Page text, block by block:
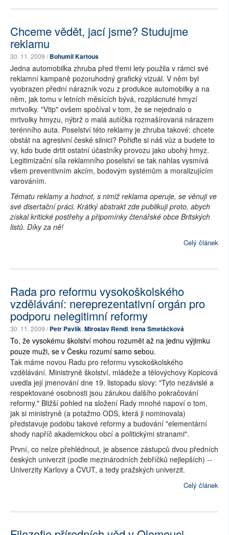
Chceme vědět, jací jsme? Studujme
reklamu
30. 11. 2009 /Bohumil Kartous
Jedna automobilka zhruba před třemi lety použila v rámci své
reklamní kampaně pozoruhodný grafický vizuál. V něm byl
vyobrazen přední nárazník vozu z produkce automobilky a na
něm, jak tomu v letních měsících bývá, rozplácnuté hmyzí
mrtvolky. "Vtip" ovšem spočíval v tom, že se nejednalo o
mrtvolky hmyzu, nýbrž o malá autíčka rozmašírovaná nárazem
terénního auta. Poselství této reklamy je zhruba takové: chcete
obstát na agresivní české silnici? Pořiďte si náš vůz a budete to
vy, kdo bude drtit ostatní účastníky provozu jako ubohý hmyz.
Legitimizační síla reklamního poselství se tak nahlas vysmívá
všem preventivním akcím, bodovým systémům a moralizujícím
varováním.
Tématu reklamy a hodnot, s nimiž reklama operuje, se věnuji ve
své disertační práci. Krátký abstrakt zde publikuji proto, abych
získal kritické postřehy a připomínky čtenářské obce Britských
listů. Díky za ně!
Celý článek
Rada pro reformu vysokoškolského
vzdělávání: nereprezentativní orgán pro
podporu nelegitimní reformy
30. 11. 2009 /Petr Pavlík, Miroslav Rendl, Irena Smetáčková
To, že vysokému školství mohou rozumět až na jednu výjimku
pouze muži, se v Česku rozumí samo sebou.
Tak máme novou Radu pro reformu vysokoškolského
vzdělávání. Ministryně školství, mládeže a tělovýchovy Kopicová
uvedla její jmenování dne 19. listopadu slovy: "Tyto nezávislé a
respektované osobnosti jsou zárukou dalšího pokračování
reformy." Bližší pohled na složení Rady mnohé napoví o tom,
jak si ministryně (a potažmo ODS, která ji nominovala)
představuje podobu takové reformy a budování "elementární
shody napříč akademickou obcí a politickými stranami".
První, co nelze přehlédnout, je absence zástupců dvou předních
českých univerzit (podle mezinárodních žebříčků nejlepších) --
Univerzity Karlovy a ČVUT, a tedy pražských univerzit.
Celý článek